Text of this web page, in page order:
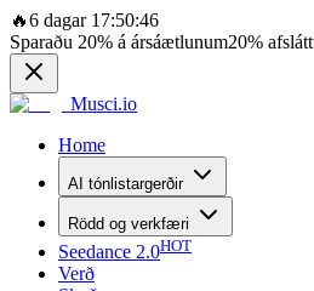
🔥6 dagar 17:50:46
Sparaðu 20% á ársáætlunum20%
Musci.io
Home
AI tónlistargerðir
Rödd og verkfæri
Seedance 2.0HOT
Verð